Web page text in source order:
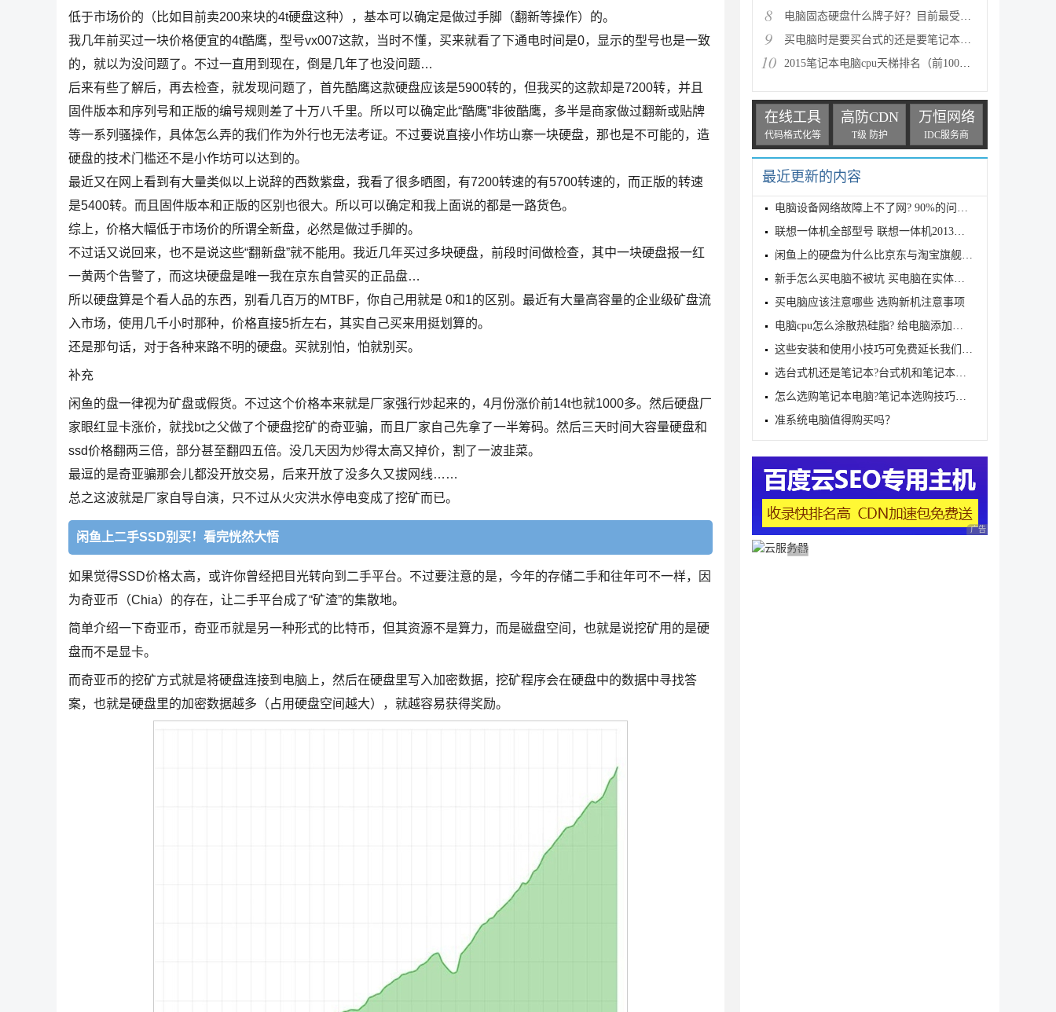
低于市场价的（比如目前卖200来块的4t硬盘这种），基本可以确定是做过手脚（翻新等操作）的。
我几年前买过一块价格便宜的4t酷鹰，型号vx007这款，当时不懂，买来就看了下通电时间是0，显示的型号也是一致
的，就以为没问题了。不过一直用到现在，倒是几年了也没问题…
后来有些了解后，再去检查，就发现问题了，首先酷鹰这款硬盘应该是5900转的，但我买的这款却是7200转，并且
固件版本和序列号和正版的编号规则差了十万八千里。所以可以确定此“酷鹰”非彼酷鹰，多半是商家做过翻新或贴牌
等一系列骚操作，具体怎么弄的我们作为外行也无法考证。不过要说直接小作坊山寨一块硬盘，那也是不可能的，造
硬盘的技术门槛还不是小作坊可以达到的。
最近又在网上看到有大量类似以上说辞的西数紫盘，我看了很多晒图，有7200转速的有5700转速的，而正版的转速
是5400转。而且固件版本和正版的区别也很大。所以可以确定和我上面说的都是一路货色。
综上，价格大幅低于市场价的所谓全新盘，必然是做过手脚的。
不过话又说回来，也不是说这些“翻新盘”就不能用。我近几年买过多块硬盘，前段时间做检查，其中一块硬盘报一红
一黄两个告警了，而这块硬盘是唯一我在京东自营买的正品盘…
所以硬盘算是个看人品的东西，别看几百万的MTBF，你自己用就是 0和1的区别。最近有大量高容量的企业级矿盘流
入市场，使用几千小时那种，价格直接5折左右，其实自己买来用挺划算的。
还是那句话，对于各种来路不明的硬盘。买就别怕，怕就别买。
补充
闲鱼的盘一律视为矿盘或假货。不过这个价格本来就是厂家强行炒起来的，4月份涨价前14t也就1000多。然后硬盘厂
家眼红显卡涨价，就找bt之父做了个硬盘挖矿的奇亚骗，而且厂家自己先拿了一半筹码。然后三天时间大容量硬盘和
ssd价格翻两三倍，部分甚至翻四五倍。没几天因为炒得太高又掉价，割了一波韭菜。
最逗的是奇亚骗那会儿都没开放交易，后来开放了没多久又拔网线……
总之这波就是厂家自导自演，只不过从火灾洪水停电变成了挖矿而已。
闲鱼上二手SSD别买！看完恍然大悟
如果觉得SSD价格太高，或许你曾经把目光转向到二手平台。不过要注意的是，今年的存储二手和往年可不一样，因
为奇亚币（Chia）的存在，让二手平台成了“矿渣”的集散地。
简单介绍一下奇亚币，奇亚币就是另一种形式的比特币，但其资源不是算力，而是磁盘空间，也就是说挖矿用的是硬
盘而不是显卡。
而奇亚币的挖矿方式就是将硬盘连接到电脑上，然后在硬盘里写入加密数据，挖矿程序会在硬盘中的数据中寻找答
案，也就是硬盘里的加密数据越多（占用硬盘空间越大），就越容易获得奖励。
8 电脑固态硬盘什么牌子好？目前最受欢迎的固态硬盘是哪
9 买电脑时是要买台式的还是要笔记本电脑?
10 2015笔记本电脑cpu天梯排名（前100名）
在线工具
代码格式化等
高防CDN
T级 防护
万恒网络
IDC服务商
最近更新的内容
电脑设备网络故障上不了网? 90%的问题靠这7条命令就能
联想一体机全部型号 联想一体机2013年款
闲鱼上的硬盘为什么比京东与淘宝旗舰店便宜这么多，可
新手怎么买电脑不被坑 买电脑在实体店好还是网上购买
买电脑应该注意哪些 选购新机注意事项
电脑cpu怎么涂散热硅脂? 给电脑添加硅胶的方法
这些安装和使用小技巧可免费延长我们的电脑使用寿命
选台式机还是笔记本?台式机和笔记本电脑选购技巧
怎么选购笔记本电脑?笔记本选购技巧介绍
准系统电脑值得购买吗？
广告 商业广告，理性
广告 商业广告，理性选择